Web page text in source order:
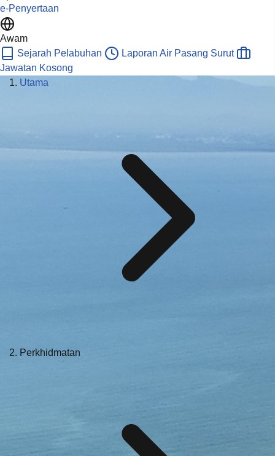
e-Penyertaan
Awam
Sejarah Pelabuhan
Laporan Air Pasang Surut
Jawatan Kosong
Utama
Perkhidmatan